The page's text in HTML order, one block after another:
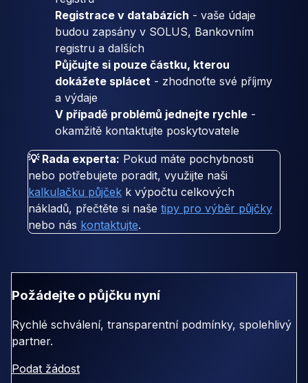
Registrace v databázích - vaše údaje
budou zapsány v SOLUS, Bankovním
registru a dalších
Půjčujte si pouze částku, kterou
dokážete splácet - zhodnoťte své příjmy
a výdaje
V případě problémů jednejte rychle -
okamžitě kontaktujte poskytovatele
💡 Rada experta: Pokud máte pochybnosti
nebo potřebujete poradit, využijte naši
kalkulačku půjček k výpočtu celkových
nákladů, přečtěte si naše tipy pro výběr půjčky
nebo nás kontaktujte.
Požádejte o půjčku nyní
Rychlé schválení, transparentní podmínky, spolehlivý
partner.
Podat žádost